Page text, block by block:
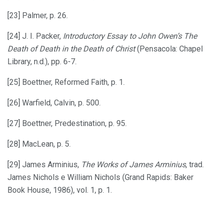
[23] Palmer, p. 26.
[24] J. I. Packer, Introductory Essay to John Owen’s The
Death of Death in the Death of Christ(Pensacola: Chapel
Library, n.d.), pp. 6-7.
[25] Boettner, Reformed Faith, p. 1.
[26] Warfield, Calvin, p. 500.
[27] Boettner, Predestination, p. 95.
[28] MacLean, p. 5.
[29] James Arminius, The Works of James Arminius, trad.
James Nichols e William Nichols (Grand Rapids: Baker
Book House, 1986), vol. 1, p. 1.